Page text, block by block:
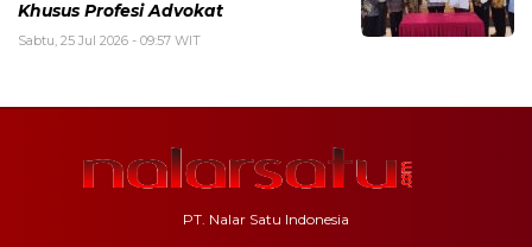
Khusus Profesi Advokat
Sabtu, 25 Jul 2026 - 09:57 WIT
PT. Nalar Satu Indonesia